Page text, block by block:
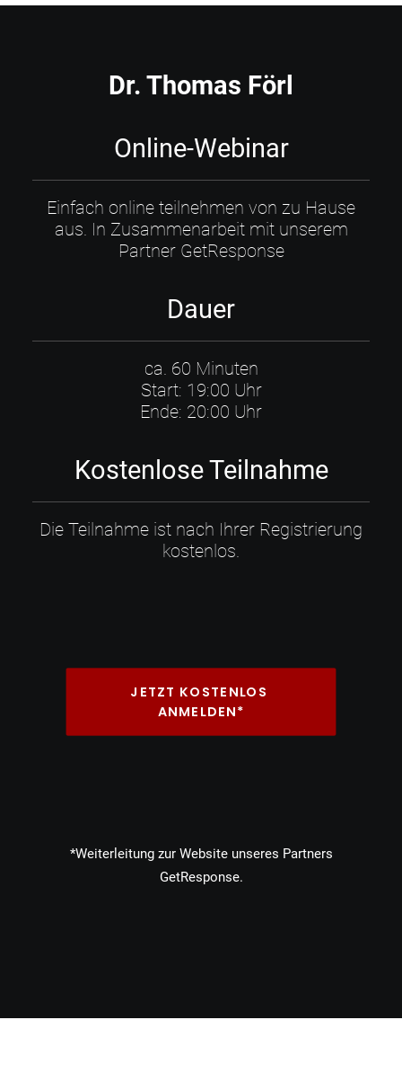
Dr. Thomas Förl
Online-Webinar
Einfach online teilnehmen von zu Hause
aus. In Zusammenarbeit mit unserem
Partner GetResponse
Dauer
ca. 60 Minuten
Start: 19:00 Uhr
Ende: 20:00 Uhr
Kostenlose Teilnahme
Die Teilnahme ist nach Ihrer Registrierung
kostenlos.
JETZT KOSTENLOS
ANMELDEN*
*Weiterleitung zur Website unseres Partners
GetResponse.